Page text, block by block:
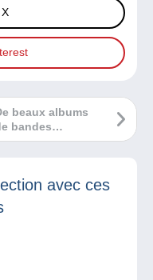
beaux albums
bandes
pour
avec ces